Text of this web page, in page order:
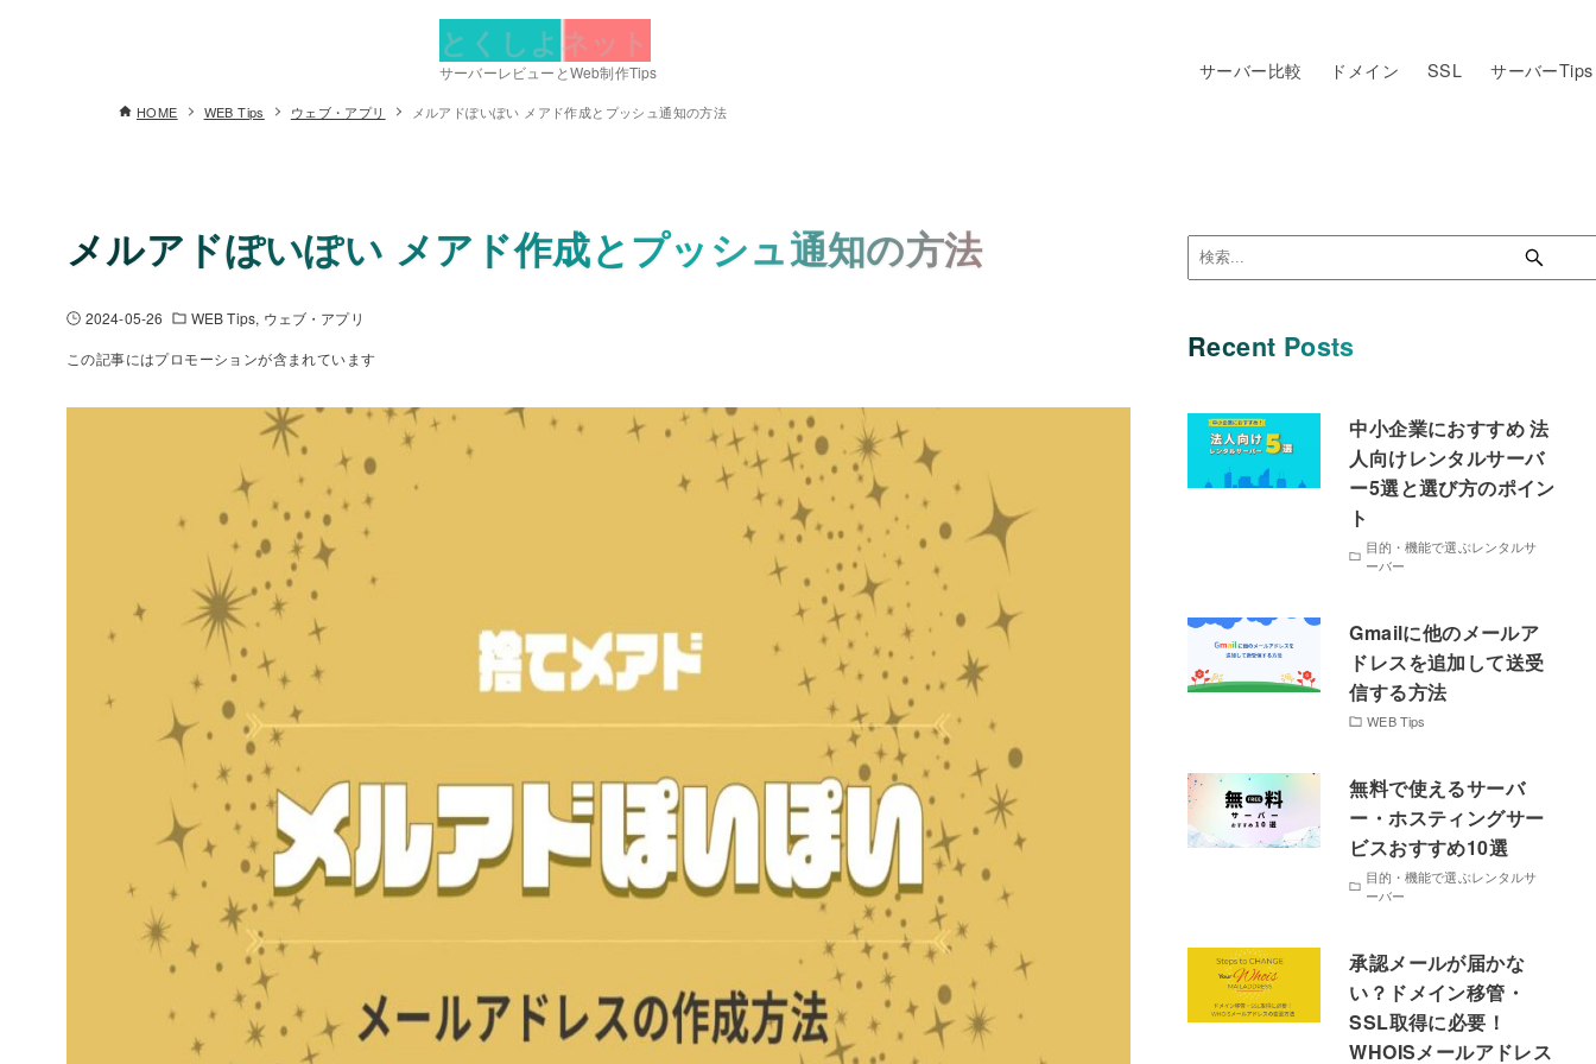
とくしよネット
サーバーレビューとWeb制作Tips サーバー比較 ドメイン SSL サーバーTips
HOME WEB Tips ウェブ・アプリ メルアドぽいぽい メアド作成とプッシュ通知の方法
メルアドぽいぽい メアド作成とプッシュ通知の方法
2024-05-26 WEB Tips ウェブ・アプリ
この記事にはプロモーションが含まれています
Recent Posts
中小企業におすすめ 法
人向けレンタルサーバ
ー5選と選び方のポイン
ト
目的・機能で選ぶレンタルサ
ーバー
Gmailに他のメールア
ドレスを追加して送受
信する方法
WEB Tips
無料で使えるサーバ
ー・ホスティングサー
ビスおすすめ10選
目的・機能で選ぶレンタルサ
ーバー
承認メールが届かな
い？ドメイン移管・
SSL取得に必要！
WHOISメールアドレス